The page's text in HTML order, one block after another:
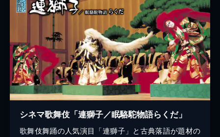
シネマ歌舞伎「連獅子／眠駱駝物語らくだ」
歌舞伎舞踊の人気演目「連獅子」と古典落語が題材の